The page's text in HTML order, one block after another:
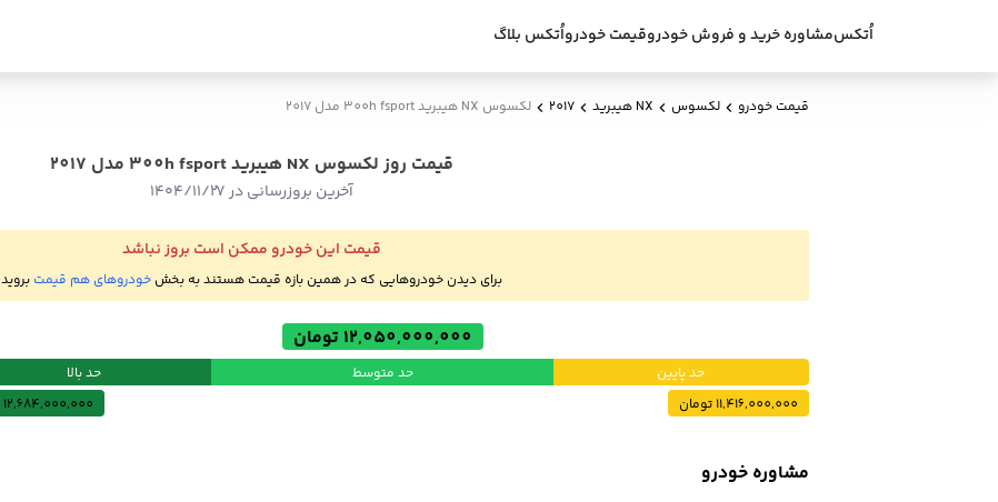
اُتکسمشاوره خرید و فروش خودروقیمت خودرواُتکس بلاگ
قیمت خودرو لکسوس NX هیبرید 2017 لکسوس NX هیبرید 300h fsport مدل 2017
قیمت روز لکسوس NX هیبرید 300h fsport مدل 2017
آخرین بروزرسانی در ۱۴۰۴/۱۱/۲۷
قیمت این خودرو ممکن است بروز نباشد
برای دیدن خودروهایی که در همین بازه قیمت هستند به بخش خودروهای هم قیمتبروید
11,416,000,000 تومان
12,050,000,000 تومان
12,684,000,000 تومان
حد پایین حد متوسط حد بالا
مشاوره خودرو